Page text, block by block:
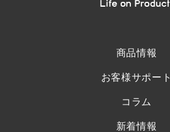
商品情報
お客様サポート
コラム
新着情報